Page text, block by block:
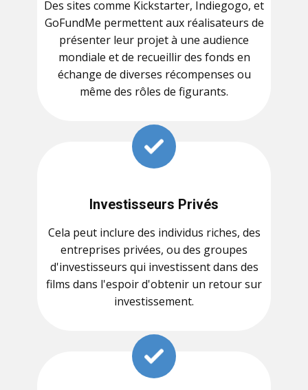
Des sites comme Kickstarter, Indiegogo, et
GoFundMe permettent aux réalisateurs de
présenter leur projet à une audience
mondiale et de recueillir des fonds en
échange de diverses récompenses ou
même des rôles de figurants.
Investisseurs Privés
Cela peut inclure des individus riches, des
entreprises privées, ou des groupes
d'investisseurs qui investissent dans des
films dans l'espoir d'obtenir un retour sur
investissement.